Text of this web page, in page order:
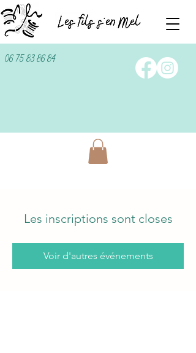
06 75 83 86 84
Les inscriptions sont closes
Voir d'autres événements